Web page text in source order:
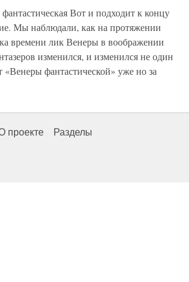
Вот и подходит к концу
Мы наблюдали, как на протяжении
времени лик Венеры в воображении
изменился, и изменился не один
«Венеры фантастической» уже но за
проекте Разделы